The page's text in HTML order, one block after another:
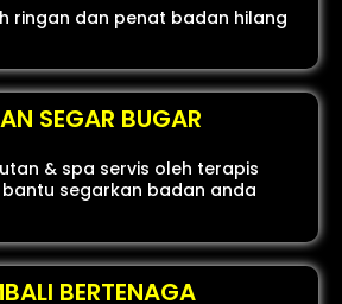
ringan dan penat badan hilang
SEGAR BUGAR
& spa servis oleh terapis
segarkan badan anda
BERTENAGA